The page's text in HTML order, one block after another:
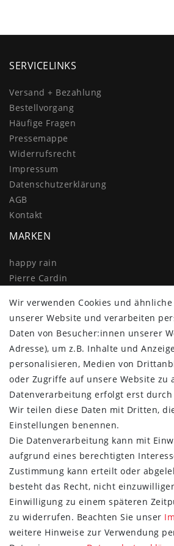
SERVICELINKS
Versand + Bezahlung
Bestellvorgang
Häufige Fragen
Pressemappe
Widerrufs­recht
Impressum
Daten­schutz­erklärung
AGB
Kontakt
MARKEN
happy rain
Pierre Cardin
Doppler
Resckodd
Dernier
Esprit
FOLGE SIE UNS
Wir verwenden Cookies und
unserer Website und verarbeiten
Daten von Besucher:innen unserer
Adresse), um z.B. Inhalte und
personalisieren, Medien von
oder Zugriffe auf unsere Website zu
Datenverarbeitung erfolgt erst durch
Wir teilen diese Daten mit Dritten,
Einstellungen benennen.
Die Datenverarbeitung kann mit
aufgrund eines berechtigten
Zustimmung kann erteilt oder
besteht das Recht, nicht
Einwilligung zu einem späteren
zu widerrufen. Beachten Sie unser
weitere Hinweise zur Verwendung